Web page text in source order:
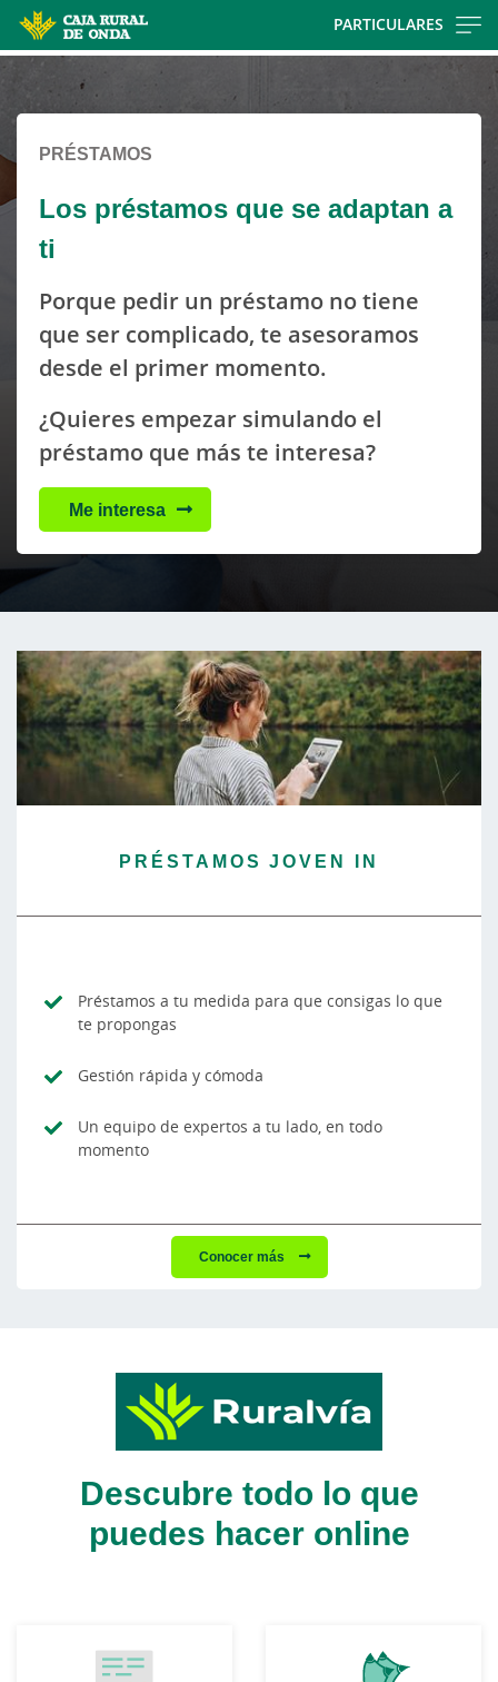
contentt
PARTICULARES
contenido,
por
favor
PRÉSTAMOS
Los préstamos que se adaptan a
ti
Porque pedir un préstamo no tiene
que ser complicado, te asesoramos
desde el primer momento.
¿Quieres empezar simulando el
préstamo que más te interesa?
Me interesa
PRÉSTAMOS JOVEN IN
Préstamos a tu medida para que consigas lo que
te propongas
Gestión rápida y cómoda
Un equipo de expertos a tu lado, en todo
momento
Conocer más
Descubre todo lo que
puedes hacer online